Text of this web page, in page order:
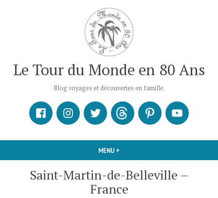
Le Tour du Monde en 80 Ans
Blog voyages et découvertes en famille.
MENU +
FacebookInstagram
X ThreadsPinterestYoutube
Saint-Martin-de-Belleville –
France